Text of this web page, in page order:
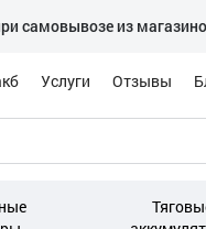
самовывозе из
Услуги Отзывы